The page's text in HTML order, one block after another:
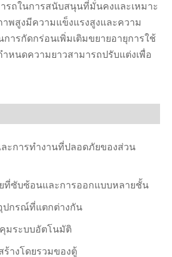
รถในการสนับสนุนที่มั่นคงและเหมาะ
พสูงมีความแข็งแรงสูงและความ
ารกัดกร่อนเพิ่มเติมขยายอายุการใช้
นดความยาวสามารถปรับแต่งเพื่อ
ะการทำงานที่ปลอดภัยของส่วน
ที่ซับซ้อนและการออกแบบหลายชั้น
ปกรณ์ที่แตกต่างกัน
มระบบอัตโนมัติ
างโดยรวมของตู้